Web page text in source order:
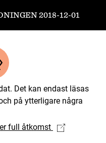
2018-12-01
Det kan endast läsas
på ytterligare några
full åtkomst